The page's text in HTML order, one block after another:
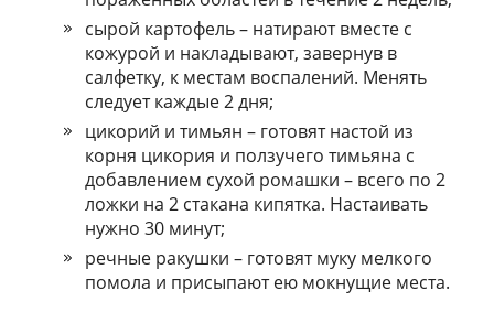
сырой картофель – натирают вместе с
кожурой и накладывают, завернув в
салфетку, к местам воспалений. Менять
следует каждые 2 дня;
цикорий и тимьян – готовят настой из
корня цикория и ползучего тимьяна с
добавлением сухой ромашки – всего по 2
ложки на 2 стакана кипятка. Настаивать
нужно 30 минут;
речные ракушки – готовят муку мелкого
помола и присыпают ею мокнущие места.